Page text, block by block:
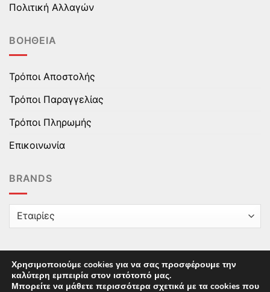
Πολιτική Αλλαγών
ΒΟΉΘΕΙΑ
Τρόποι Αποστολής
Τρόποι Παραγγελίας
Τρόποι Πληρωμής
Επικοινωνία
BRANDS
Copyright © 2025 epaidika.gr / All Rights Reserved /
Χρησιμοποιούμε cookies για να σας προσφέρουμε την
καλύτερη εμπειρία στον ιστότοπό μας.
Μπορείτε να μάθετε περισσότερα σχετικά με τα cookies που